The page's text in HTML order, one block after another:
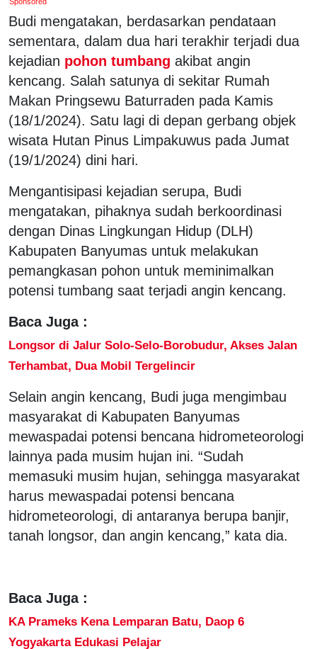
Budi mengatakan, berdasarkan pendataan
sementara, dalam dua hari terakhir terjadi dua
kejadian pohon tumbang akibat angin
kencang. Salah satunya di sekitar Rumah
Makan Pringsewu Baturraden pada Kamis
(18/1/2024). Satu lagi di depan gerbang objek
wisata Hutan Pinus Limpakuwus pada Jumat
(19/1/2024) dini hari.
Mengantisipasi kejadian serupa, Budi
mengatakan, pihaknya sudah berkoordinasi
dengan Dinas Lingkungan Hidup (DLH)
Kabupaten Banyumas untuk melakukan
pemangkasan pohon untuk meminimalkan
potensi tumbang saat terjadi angin kencang.
Baca Juga :
Longsor di Jalur Solo-Selo-Borobudur, Akses Jalan
Terhambat, Dua Mobil Tergelincir
Selain angin kencang, Budi juga mengimbau
masyarakat di Kabupaten Banyumas
mewaspadai potensi bencana hidrometeorologi
lainnya pada musim hujan ini. “Sudah
memasuki musim hujan, sehingga masyarakat
harus mewaspadai potensi bencana
hidrometeorologi, di antaranya berupa banjir,
tanah longsor, dan angin kencang,” kata dia.
Baca Juga :
KA Prameks Kena Lemparan Batu, Daop 6
Yogyakarta Edukasi Pelajar